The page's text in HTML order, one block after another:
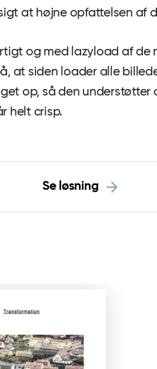
at højne opfattelsen af
og med lazyload af de
at siden loader alle
op, så den
helt crisp.
Se løsning